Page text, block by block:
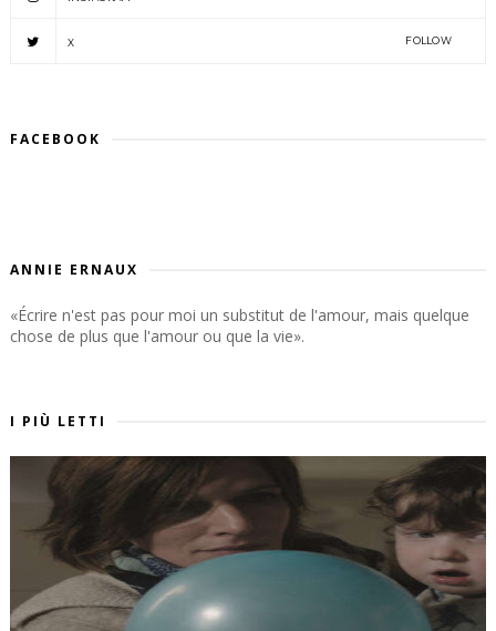
X FOLLOW
FACEBOOK
ANNIE ERNAUX
«Écrire n'est pas pour moi un substitut de l'amour, mais quelque
chose de plus que l'amour ou que la vie».
I PIÙ LETTI